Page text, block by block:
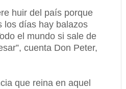
huir del país porque
los días hay balazos
el mundo si sale de
cuenta Don Peter,
que reina en aquel